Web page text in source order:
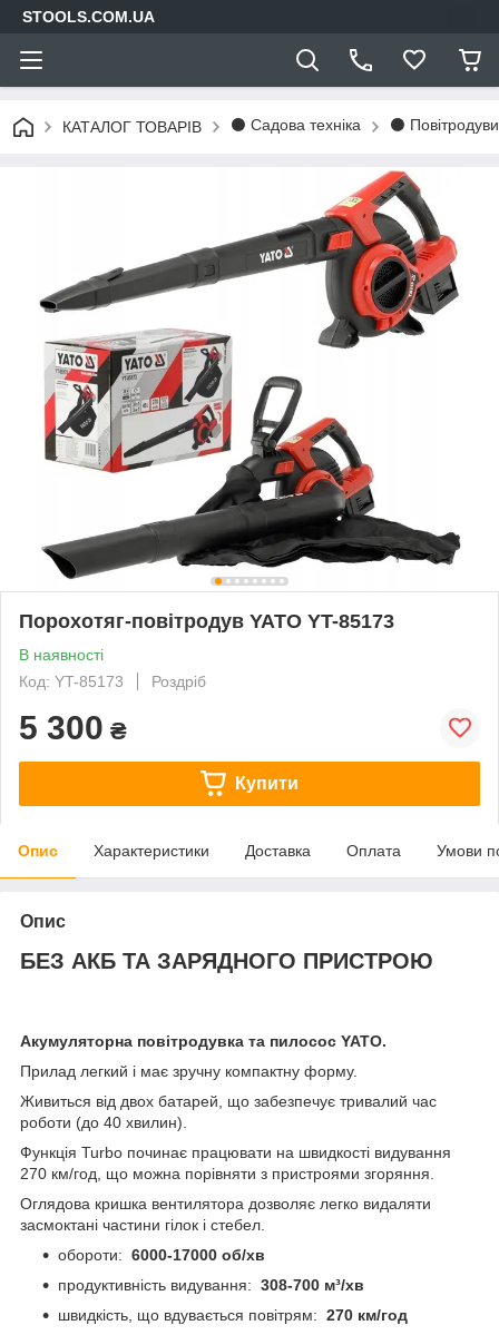
STOOLS.COM.UA
КАТАЛОГ ТОВАРІВ ⚫ Садова техніка ⚫ Повітродуви
Порохотяг-повітродув YATO YT-85173
В наявності
Код: YT-85173
Роздріб
5 300 ₴
Купити
Опис Характеристики Доставка Оплата Умови
Опис
БЕЗ АКБ ТА ЗАРЯДНОГО ПРИСТРОЮ
Акумуляторна повітродувка та пилосос YATO.
Прилад легкий і має зручну компактну форму.
Живиться від двох батарей, що забезпечує тривалий час
роботи (до 40 хвилин).
Функція Turbo починає працювати на швидкості видування
270 км/год, що можна порівняти з пристроями згоряння.
Оглядова кришка вентилятора дозволяє легко видаляти
засмоктані частини гілок і стебел.
обороти: 6000-17000 об/хв
продуктивність видування: 308-700 м³/хв
швидкість, що вдувається повітрям: 270 км/год